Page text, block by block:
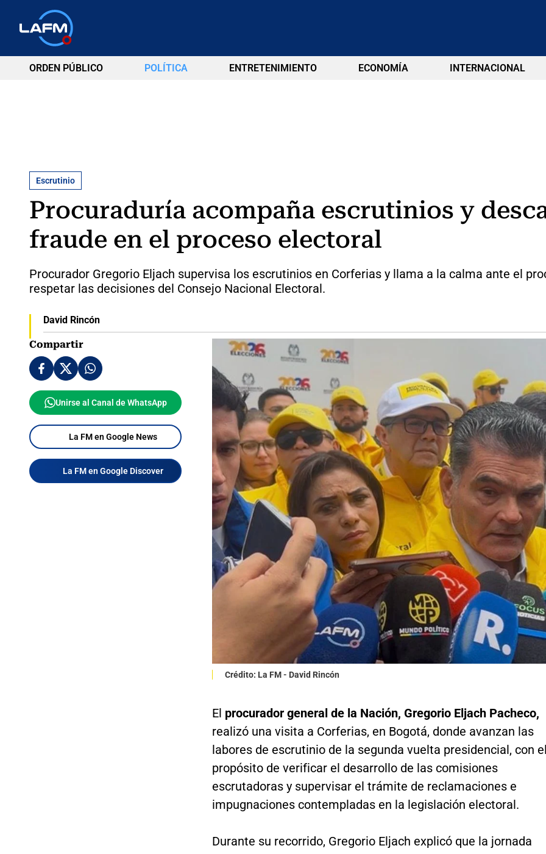
ORDEN PÚBLICO POLÍTICA ENTRETENIMIENTO ECONOMÍA INTERNACIONAL
Escrutinio
Procuraduría acompaña escrutinios y
fraude en el proceso electoral
Procurador Gregorio Eljach supervisa los escrutinios en Corferias y llama a la calma ante el
respetar las decisiones del Consejo Nacional Electoral.
David Rincón
Compartir
Unirse al Canal de WhatsApp
La FM en Google News
La FM en Google Discover
Crédito: La FM - David Rincón
El procurador general de la Nación, Gregorio Eljach Pacheco,
realizó una visita a Corferias, en Bogotá, donde avanzan las
labores de escrutinio de la segunda vuelta presidencial, con
propósito de verificar el desarrollo de las comisiones
escrutadoras y supervisar el trámite de reclamaciones e
impugnaciones contempladas en la legislación electoral.
Durante su recorrido, Gregorio Eljach explicó que la jornada